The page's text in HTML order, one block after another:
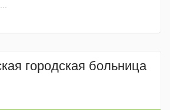
городская больница